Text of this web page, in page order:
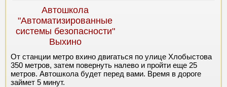
Автошкола
"Автоматизированные
системы безопасности"
Выхино
От станции метро вхино двигаться по улице Хлобыстова
350 метров, затем повернуть налево и пройти еще 25
метров. Автошкола будет перед вами. Время в дороге
займет 5 минут.